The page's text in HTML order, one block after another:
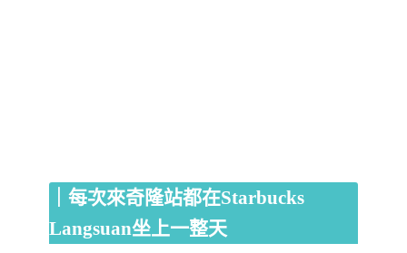
｜每次來奇隆站都在Starbucks
Langsuan坐上一整天